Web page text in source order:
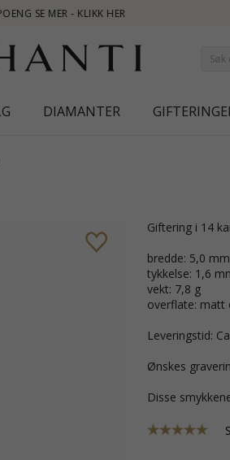
DIAMANTER
giftering i 14
bredde: 5,0 mm
tykkelse: 1,6
vekt: 7,8 g
overflate: matt
Leveringstid:
Ønskes
Disse